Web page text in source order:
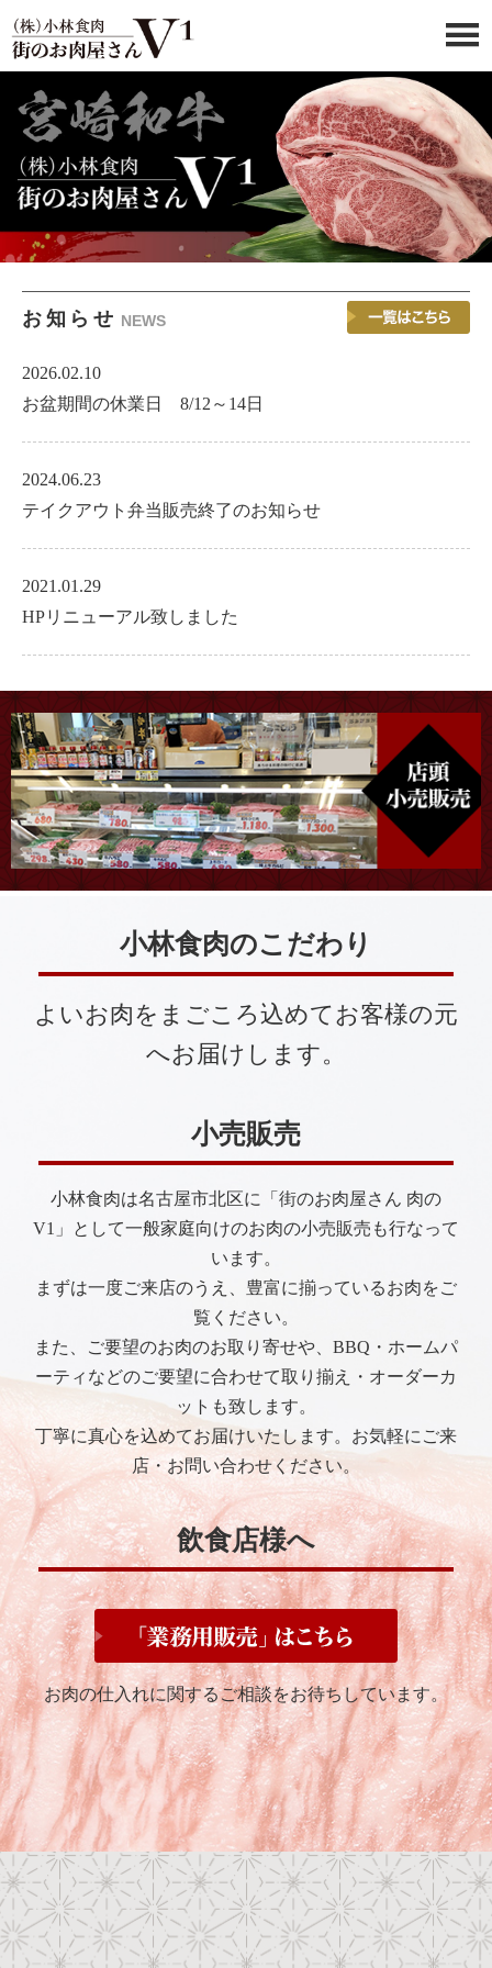
お知らせ NEWS
2026.02.10
お盆期間の休業日 8/12～14日
2024.06.23
テイクアウト弁当販売終了のお知らせ
2021.01.29
HPリニューアル致しました
小林食肉のこだわり
よいお肉をまごころ込めてお客様の元
へお届けします。
小売販売
小林食肉は名古屋市北区に「街のお肉屋さん 肉の
V1」として一般家庭向けのお肉の小売販売も行なって
います。
まずは一度ご来店のうえ、豊富に揃っているお肉をご
覧ください。
また、ご要望のお肉のお取り寄せや、BBQ・ホームパ
ーティなどのご要望に合わせて取り揃え・オーダーカ
ットも致します。
丁寧に真心を込めてお届けいたします。お気軽にご来
店・お問い合わせください。
飲食店様へ
お肉の仕入れに関するご相談をお待ちしています。